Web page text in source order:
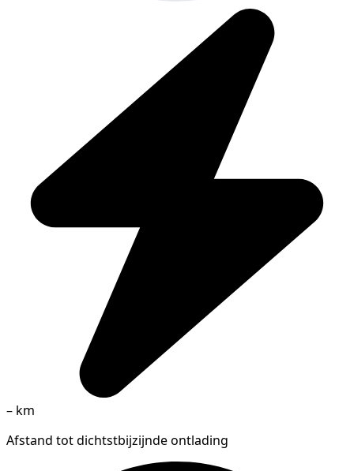
– km
Afstand tot dichtstbijzijnde ontlading